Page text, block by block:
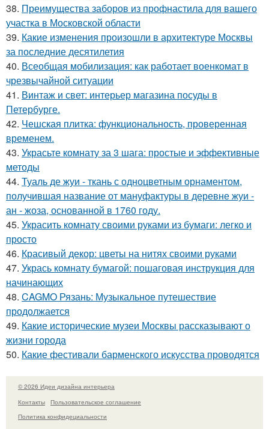
38. Преимущества заборов из профнастила для вашего
участка в Московской области
39. Какие изменения произошли в архитектуре Москвы
за последние десятилетия
40. Всеобщая мобилизация: как работает военкомат в
чрезвычайной ситуации
41. Винтаж и свет: интерьер магазина посуды в
Петербурге.
42. Чешская плитка: функциональность, проверенная
временем.
43. Украсьте комнату за 3 шага: простые и эффективные
методы
44. Туаль де жуи - ткань с одноцветным орнаментом,
получившая название от мануфактуры в деревне жуи -
ан - жоза, основанной в 1760 году.
45. Украсить комнату своими руками из бумаги: легко и
просто
46. Красивый декор: цветы на нитях своими руками
47. Укрась комнату бумагой: пошаговая инструкция для
начинающих
48. CAGMO Рязань: Музыкальное путешествие
продолжается
49. Какие исторические музеи Москвы рассказывают о
жизни города
50. Какие фестивали барменского искусства проводятся
© 2026 Идеи дизайна интерьера
Контакты
Пользовательское соглашение
Политика конфидециальности